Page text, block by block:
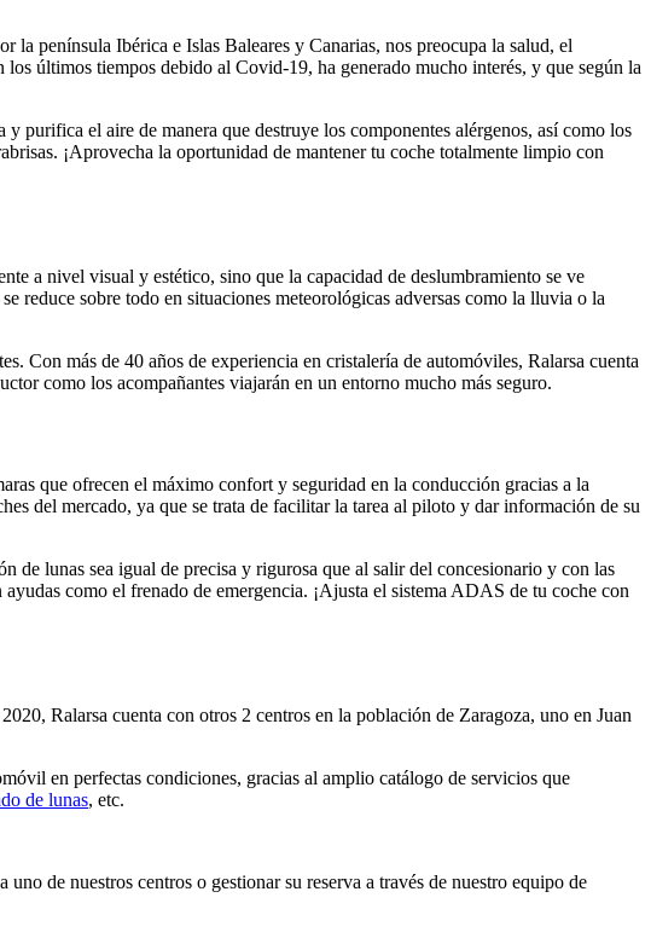
la península Ibérica e Islas Baleares y Canarias, nos preocupa la salud, el
últimos tiempos debido al Covid-19, ha generado mucho interés, y que según la
purifica el aire de manera que destruye los componentes alérgenos, así como los
¡Aprovecha la oportunidad de mantener tu coche totalmente limpio con
a nivel visual y estético, sino que la capacidad de deslumbramiento se ve
reduce sobre todo en situaciones meteorológicas adversas como la lluvia o la
Con más de 40 años de experiencia en cristalería de automóviles, Ralarsa cuenta
como los acompañantes viajarán en un entorno mucho más seguro.
que ofrecen el máximo confort y seguridad en la conducción gracias a la
del mercado, ya que se trata de facilitar la tarea al piloto y dar información de su
de lunas sea igual de precisa y rigurosa que al salir del concesionario y con las
como el frenado de emergencia. ¡Ajusta el sistema ADAS de tu coche con
Ralarsa cuenta con otros 2 centros en la población de Zaragoza, uno en Juan
en perfectas condiciones, gracias al amplio catálogo de servicios que
de lunas, etc.
de nuestros centros o gestionar su reserva a través de nuestro equipo de